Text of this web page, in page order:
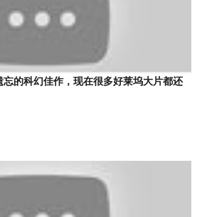
忘的科幻佳作，现在很多好莱坞大片都还